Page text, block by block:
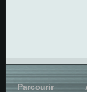
Parcourir